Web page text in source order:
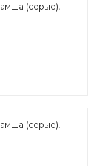
(серые),
(серые),